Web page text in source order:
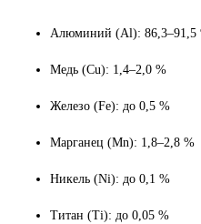
Алюминий (Al): 86,3–91,5
Медь (Cu): 1,4–2,0 %
Железо (Fe): до 0,5 %
Марганец (Mn): 1,8–2,8 %
Никель (Ni): до 0,1 %
Титан (Ti): до 0,05 %